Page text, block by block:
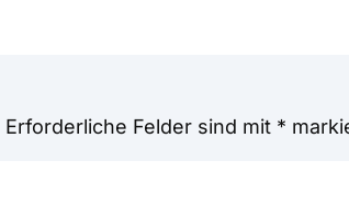
Erforderliche Felder sind mit *